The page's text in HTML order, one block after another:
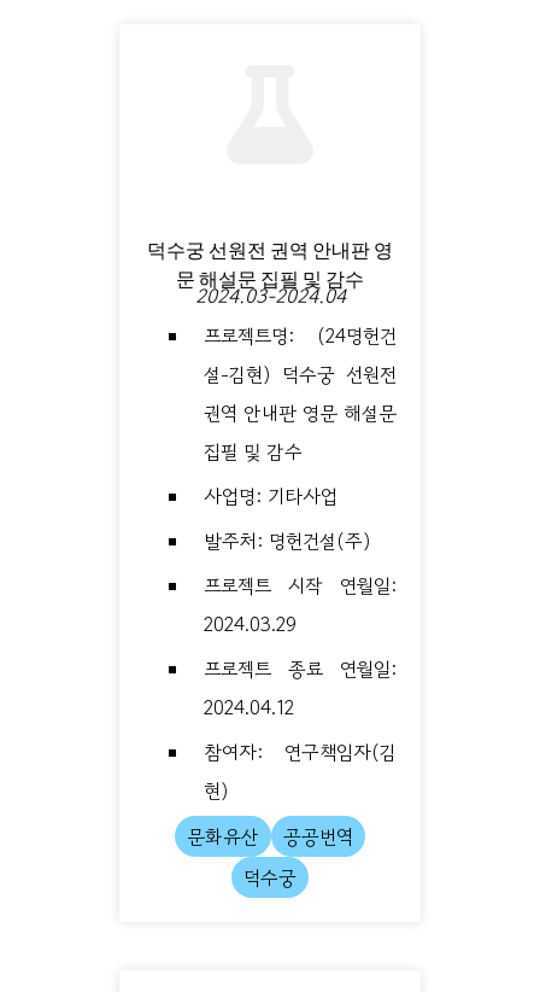
덕수궁 선원전 권역 안내판 영
문 해설문 집필 및 감수
2024.03-2024.04
프로젝트명: (24명헌건
설-김현) 덕수궁 선원전
권역 안내판 영문 해설문
집필 및 감수
사업명: 기타사업
발주처: 명헌건설(주)
프로젝트 시작 연월일:
2024.03.29
프로젝트 종료 연월일:
2024.04.12
참여자: 연구책임자(김
현)
문화유산
공공번역
덕수궁